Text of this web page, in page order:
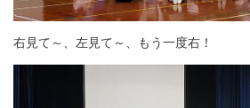
右見て～、左見て～、もう一度右！